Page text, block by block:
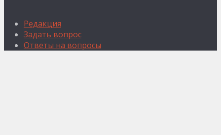
Редакция
Задать вопрос
Ответы на вопросы